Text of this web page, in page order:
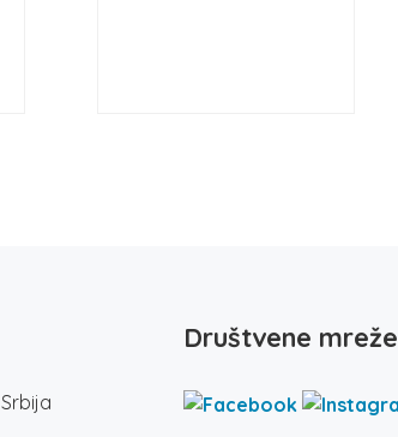
Društvene mreže